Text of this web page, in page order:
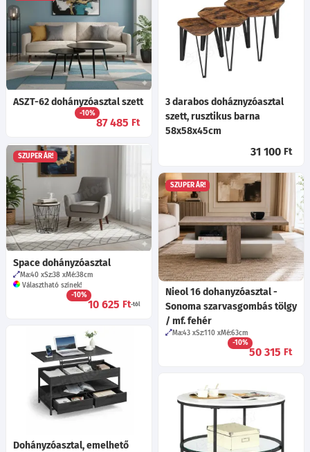
ASZT-62 dohányzóasztal szett
-10%
87 485 Ft
3 darabos doháznyzóasztal
szett, rusztikus barna
58x58x45cm
31 100 Ft
SZUPER ÁR!
Space dohányzóasztal
Ma:40 Sz:38 Mé:38cm
Választható színek!
-10%
10 625 Ft-tól
SZUPER ÁR!
Nieol 16 dohanyzóasztal -
Sonoma szarvasgombás tölgy
/ mf. fehér
Ma:43 Sz:110 Mé:63cm
-10%
50 315 Ft
Dohányzóasztal, emelhető